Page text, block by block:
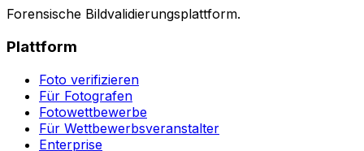
Forensische Bildvalidierungsplattform.
Plattform
Foto verifizieren
Für Fotografen
Fotowettbewerbe
Für Wettbewerbsveranstalter
Enterprise